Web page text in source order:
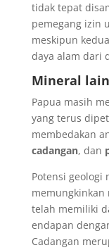
tidak tepat
pemegang izin
meskipun
daya alam dari
Mineral
Papua masih
yang terus
membedakan
cadangan, dan
Potensi geologi
memungkinkan
telah memiliki
endapan
Cadangan